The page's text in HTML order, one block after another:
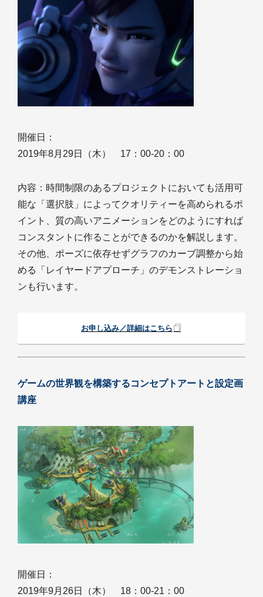
開催日：
2019年8月29日（木） 17：00-20：00
内容：時間制限のあるプロジェクトにおいても活用可
能な「選択肢」によってクオリティーを高められるポ
イント、質の高いアニメーションをどのようにすれば
コンスタントに作ることができるのかを解説します。
その他、ポーズに依存せずグラフのカーブ調整から始
める「レイヤードアプローチ」のデモンストレーショ
ンも行います。
お申し込み／詳細はこちら
ゲームの世界観を構築するコンセプトアートと設定画
講座
開催日：
2019年9月26日（木） 18：00-21：00